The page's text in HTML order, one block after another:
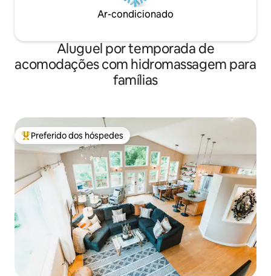
Ar-condicionado
Aluguel por temporada de
acomodações com hidromassagem para
famílias
Entre os melhores preferidos dos hóspedes
Preferido dos hóspedes